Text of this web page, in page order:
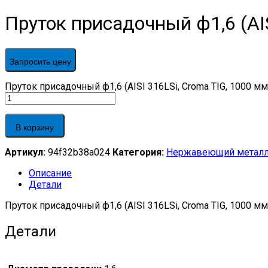
Пруток присадочный ф1,6
Запросить цену
Пруток присадочный ф1,6 (AISI 316LSi, Croma TIG, 1000
В корзину
Артикул: 94f32b38a024 Категория: Нержавеющий
Описание
Детали
Пруток присадочный ф1,6 (AISI 316LSi, Croma TIG, 1000 мм,
Детали